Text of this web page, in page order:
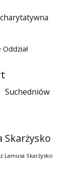
Suchedniów
Skarżysko
Lamusa Skarżysko